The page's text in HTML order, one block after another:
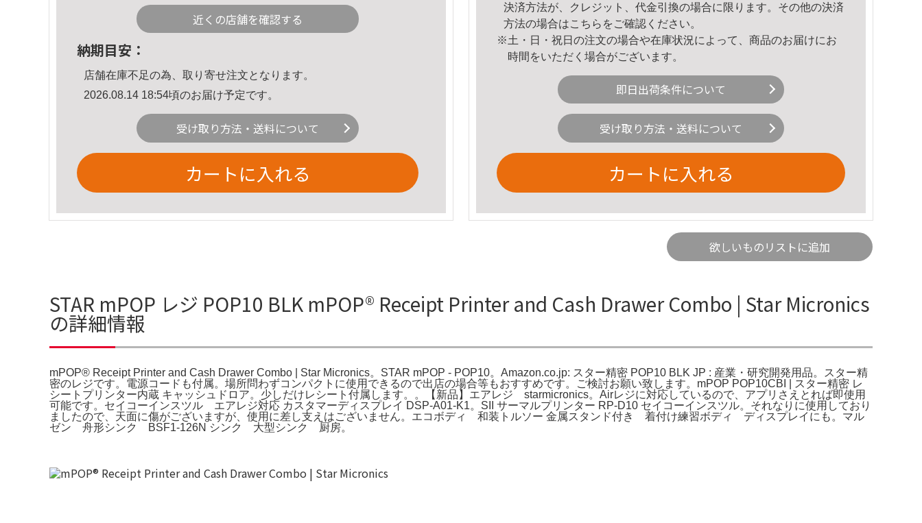
近くの店舗を確認する
納期目安：
店舗在庫不足の為、取り寄せ注文となります。
2026.08.14 18:54頃のお届け予定です。
受け取り方法・送料について
カートに入れる
決済方法が、クレジット、代金引換の場合に限ります。その他の決済
方法の場合はこちら をご確認ください。
※土・日・祝日の注文の場合や在庫状況によって、商品のお届けにお
時間をいただく場合がございます。
即日出荷条件について
受け取り方法・送料について
カートに入れる
欲しいものリストに追加
STAR mPOP レジ POP10 BLK mPOP® Receipt Printer and Cash Drawer Combo | Star Micronics
の詳細情報
mPOP® Receipt Printer and Cash Drawer Combo | Star Micronics。STAR mPOP - POP10。Amazon.co.jp: スター精密 POP10 BLK JP : 産業・研究開発用品。スター精
密のレジです。電源コードも付属。場所問わずコンパクトに使用できるので出店の場合等もおすすめです。ご検討お願い致します。mPOP POP10CBI | スター精密 レ
シートプリンター内蔵 キャッシュドロア。少しだけレシート付属します。。【新品】エアレジ starmicronics。Airレジに対応しているので、アプリさえとれば即使用
可能です。セイコーインスツル エアレジ対応 カスタマーディスプレイ DSP-A01-K1。SII サーマルプリンター RP-D10 セイコーインスツル。それなりに使用しており
ましたので、天面に傷がございますが、使用に差し支えはございません。エコボディ 和装トルソー 金属スタンド付き 着付け練習ボディ ディスプレイにも。マル
ゼン 舟形シンク BSF1-126N シンク 大型シンク 厨房。